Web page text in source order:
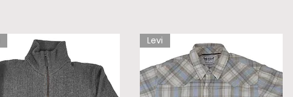
Levi